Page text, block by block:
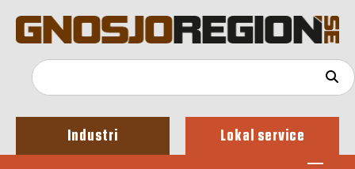
Industri Lokal service